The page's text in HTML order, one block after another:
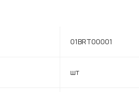
01BRT00001
шт